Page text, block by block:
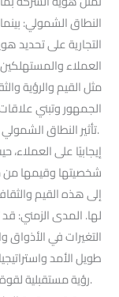
النطاق الشمولي:
التجارية على تحديد
العملاء
مثل القيم والرؤية
الجمهور وتبني
.تأثير النطاق
إيجابيًا على
شخصيتها وقيمها من
إلى هذه القيم
لها. المدى الزمني: قد
التغيرات في الأذواق
طويل الأمد
.رؤية مستقبلية